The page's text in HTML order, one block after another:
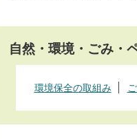
自然・環境・ごみ・
環境保全の取組み